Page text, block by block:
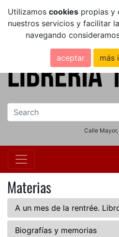
Utilizamos cookies propias y
nuestros servicios y facilitar
navegando
aceptar más
Calle Mayor,
Materias
A un mes de la rentrée.
Biografías y memorias